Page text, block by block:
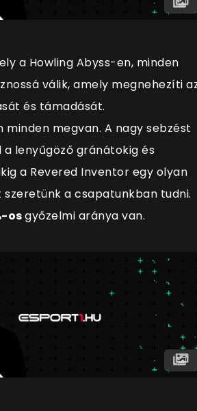
a Howling Abyss-en, minden
válik, amely megnehezíti
és támadását.
minden megvan. A nagy sebzést
lenyűgöző gránátokig és
a Revered Inventor egy olyan
szeretünk a csapatunkban tudni.
osgyőzelmi aránya van.